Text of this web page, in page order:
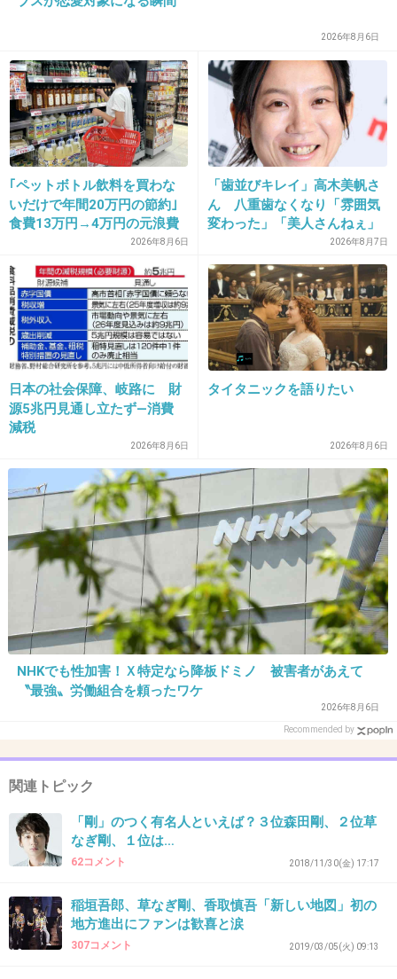
2025/11/30(日) 23:15:18
山瀬まみと同棲してたよね
1件の返信
+6 -3
35. 匿名2025/11/30(日) 23:15:45
毎年素敵な奥さんの表紙とインタビュー
サントリーのCMで3人で出ているバージョンが
ある
+30 -6
36. 匿名
+11 -7
37. 匿名2025/11/30(日) 23:15:54
もう10年経つんだ。
のびのびとやりたいことできてるみたいでよか
った。
1件の返信
キャラが立ってない
-10
39. 匿名2025/11/30(日) 23:17:35
2026年8月6日
｢ペットボトル飲料を買わな
いだけで年間20万円の節約｣
食費13万円→4万円の元浪費
主婦が買うのをやめた食品5
つ
2026年8月6日
「歯並びキレイ」高木美帆さ
ん 八重歯なくなり「雰囲気
変わった」「美人さんねぇ」
「歯列矯正してるんや」2026年8月7日
日本の社会保障、岐路に 財
源5兆円見通し立たず―消費
減税
2026年8月6日
タイタニックを語りたい
2026年8月6日
NHKでも性加害！Ｘ特定なら降板ドミノ 被害者があえて
〝最強〟労働組合を頼ったワケ
2026年8月6日
Recommended by
関連トピック
「剛」のつく有名人といえば？３位森田剛、２位草
なぎ剛、１位は…
62コメント 2018/11/30(金) 17:17
稲垣吾郎、草なぎ剛、香取慎吾「新しい地図」初の
地方進出にファンは歓喜と涙
307コメント 2019/03/05(火) 09:13